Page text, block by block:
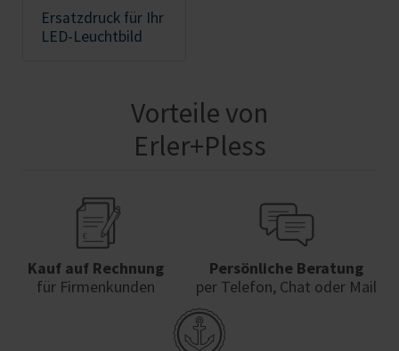
Ersatzdruck für Ihr
LED-Leuchtbild
Vorteile von
Erler+Pless
Kauf auf Rechnung
für Firmenkunden
Persönliche Beratung
per Telefon, Chat oder Mail